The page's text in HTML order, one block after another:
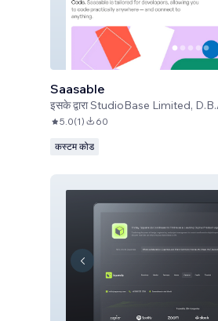
Saasable
इसके द्वाराStudioBase Limited,
5.0(1) 60
कस्टम कोड